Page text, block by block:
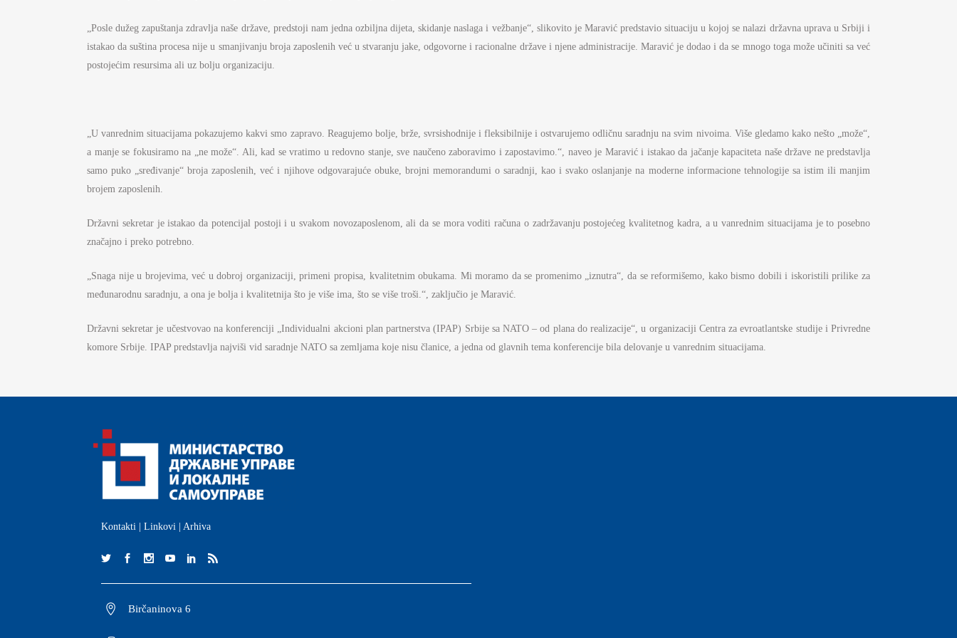
INFORMATOR O RADU
PLAN JAVNIH NABAVKI I IZVEŠTAJI
„Posle dužeg zapuštanja zdravlja naše države, predstoji nam jedna ozbiljna dijeta, skidanje naslaga i vežbanje“, slikovito je Maravić predstavio situaciju u kojoj se nalazi državna uprava u Srbiji i
istakao da suština procesa nije u smanjivanju broja zaposlenih već u stvaranju jake, odgovorne i racionalne države i njene administracije. Maravić je dodao i da se mnogo toga može učiniti sa već
postojećim resursima ali uz bolju organizaciju.
„U vanrednim situacijama pokazujemo kakvi smo zapravo. Reagujemo bolje, brže, svrsishodnije i fleksibilnije i ostvarujemo odličnu saradnju na svim nivoima. Više gledamo kako nešto „može“,
a manje se fokusiramo na „ne može“. Ali, kad se vratimo u redovno stanje, sve naučeno zaboravimo i zapostavimo.“, naveo je Maravić i istakao da jačanje kapaciteta naše države ne predstavlja
samo puko „sređivanje“ broja zaposlenih, već i njihove odgovarajuće obuke, brojni memorandumi o saradnji, kao i svako oslanjanje na moderne informacione tehnologije sa istim ili manjim
brojem zaposlenih.
Državni sekretar je istakao da potencijal postoji i u svakom novozaposlenom, ali da se mora voditi računa o zadržavanju postojećeg kvalitetnog kadra, a u vanrednim situacijama je to posebno
značajno i preko potrebno.
„Snaga nije u brojevima, već u dobroj organizaciji, primeni propisa, kvalitetnim obukama. Mi moramo da se promenimo „iznutra“, da se reformišemo, kako bismo dobili i iskoristili prilike za
međunarodnu saradnju, a ona je bolja i kvalitetnija što je više ima, što se više troši.“, zaključio je Maravić.
Državni sekretar je učestvovao na konferenciji „Individualni akcioni plan partnerstva (IPAP) Srbije sa NATO – od plana do realizacije“, u organizaciji Centra za evroatlantske studije i Privredne
komore Srbije. IPAP predstavlja najviši vid saradnje NATO sa zemljama koje nisu članice, a jedna od glavnih tema konferencije bila delovanje u vanrednim situacijama.
Kontakti Linkovi Arhiva
Birčaninova 6